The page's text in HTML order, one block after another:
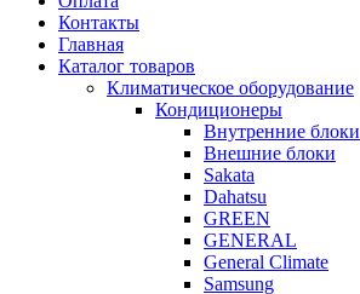
Контакты
Главная
Каталог товаров
Климатическое оборудование
Кондиционеры
Внутренние блоки
Внешние блоки
Sakata
Dahatsu
GREEN
GENERAL
General Climate
Samsung